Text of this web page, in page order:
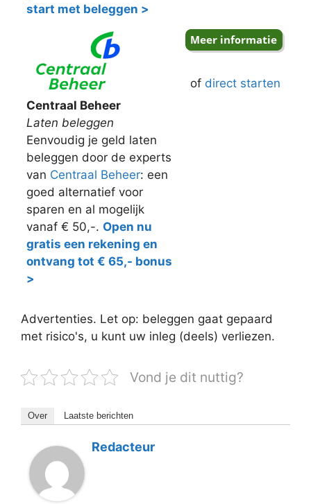
start met beleggen >
Centraal Beheer
Laten beleggen
Eenvoudig je geld laten
beleggen door de experts
van Centraal Beheer: een
goed alternatief voor
sparen en al mogelijk
vanaf € 50,-. Open nu
gratis een rekening en
ontvang tot € 65,- bonus
>
of direct starten
Advertenties. Let op: beleggen gaat gepaard
met risico's, u kunt uw inleg (deels) verliezen.
Vond je dit nuttig?
Over Laatste berichten
Redacteur